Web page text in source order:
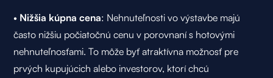
• Nižšia kúpna cena: Nehnuteľnosti vo výstavbe majú
často nižšiu počiatočnú cenu v porovnaní s hotovými
nehnuteľnosťami. To môže byť atraktívna možnosť pre
prvých kupujúcich alebo investorov, ktorí chcú